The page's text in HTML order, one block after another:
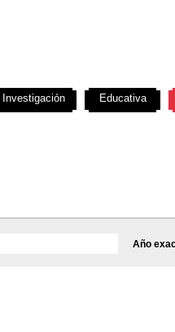
Año
Investigación Educativa